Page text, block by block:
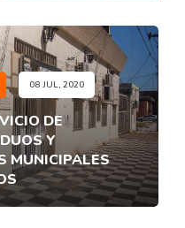
08 JUL, 2020
DE
Y
MUNICIPALES